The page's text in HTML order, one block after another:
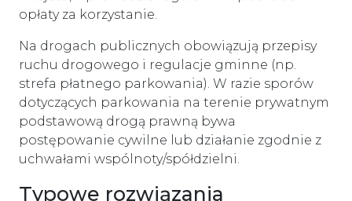
opłaty za korzystanie.
Na drogach publicznych obowiązują przepisy
ruchu drogowego i regulacje gminne (np.
strefa płatnego parkowania). W razie sporów
dotyczących parkowania na terenie prywatnym
podstawową drogą prawną bywa
postępowanie cywilne lub działanie zgodnie z
uchwałami wspólnoty/spółdzielni.
Typowe rozwiązania